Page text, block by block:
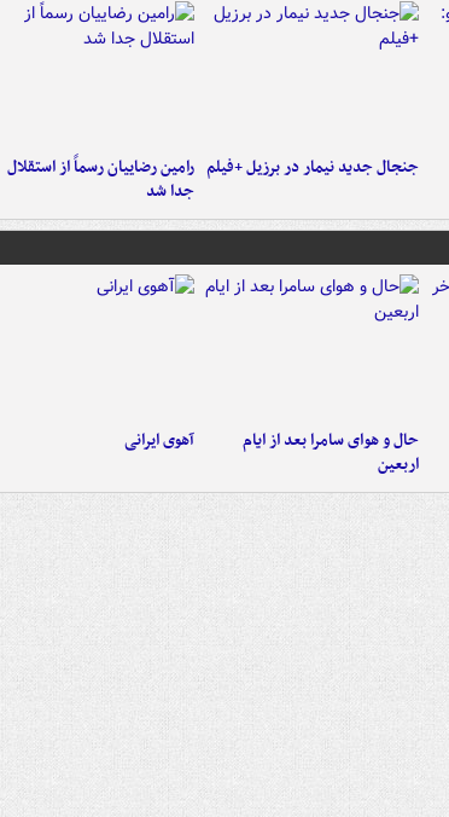
جنجال جدید نیمار در برزیل +فیلم رامین رضاییان رسماً از استقلال
جدا شد
حال و هوای سامرا بعد از ایام
اربعین
آهوی ایرانی